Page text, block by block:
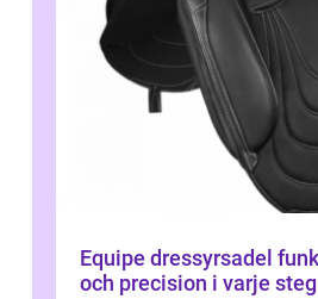
Equipe dressyrsadel funktion, känsla
och precision i varje steg